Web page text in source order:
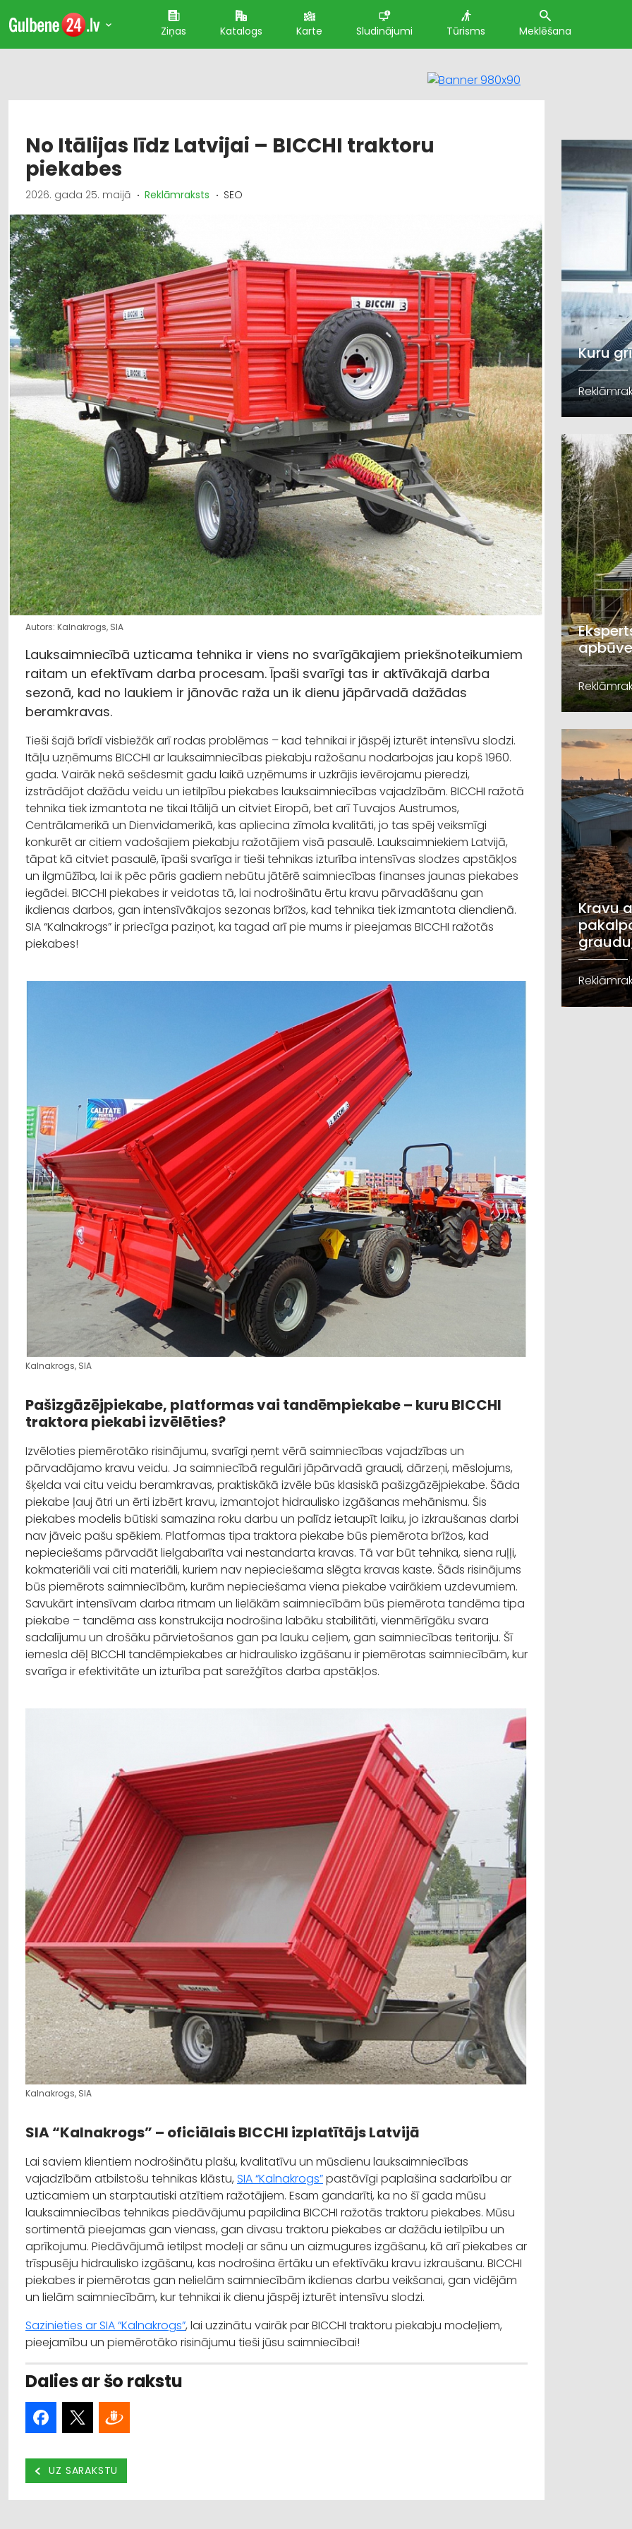
Ziņas Katalogs Karte Sludinājumi Tūrisms Meklēšana
No Itālijas līdz Latvijai – BICCHI traktoru
piekabes
2026. gada 25. maijā Reklāmraksts SEO
Autors: Kalnakrogs, SIA
Lauksaimniecībā uzticama tehnika ir viens no svarīgākajiem priekšnoteikumiem
raitam un efektīvam darba procesam. Īpaši svarīgi tas ir aktīvākajā darba
sezonā, kad no laukiem ir jānovāc raža un ik dienu jāpārvadā dažādas
beramkravas.
Tieši šajā brīdī visbiežāk arī rodas problēmas – kad tehnikai ir jāspēj izturēt intensīvu slodzi.
Itāļu uzņēmums BICCHI ar lauksaimniecības piekabju ražošanu nodarbojas jau kopš 1960.
gada. Vairāk nekā sešdesmit gadu laikā uzņēmums ir uzkrājis ievērojamu pieredzi,
izstrādājot dažādu veidu un ietilpību piekabes lauksaimniecības vajadzībām. BICCHI ražotā
tehnika tiek izmantota ne tikai Itālijā un citviet Eiropā, bet arī Tuvajos Austrumos,
Centrālamerikā un Dienvidamerikā, kas apliecina zīmola kvalitāti, jo tas spēj veiksmīgi
konkurēt ar citiem vadošajiem piekabju ražotājiem visā pasaulē. Lauksaimniekiem Latvijā,
tāpat kā citviet pasaulē, īpaši svarīga ir tieši tehnikas izturība intensīvas slodzes apstākļos
un ilgmūžība, lai ik pēc pāris gadiem nebūtu jātērē saimniecības finanses jaunas piekabes
iegādei. BICCHI piekabes ir veidotas tā, lai nodrošinātu ērtu kravu pārvadāšanu gan
ikdienas darbos, gan intensīvākajos sezonas brīžos, kad tehnika tiek izmantota diendienā.
SIA “Kalnakrogs” ir priecīga paziņot, ka tagad arī pie mums ir pieejamas BICCHI ražotās
piekabes!
Kalnakrogs, SIA
Pašizgāzējpiekabe, platformas vai tandēmpiekabe – kuru BICCHI
traktora piekabi izvēlēties?
Izvēloties piemērotāko risinājumu, svarīgi ņemt vērā saimniecības vajadzības un
pārvadājamo kravu veidu. Ja saimniecībā regulāri jāpārvadā graudi, dārzeņi, mēslojums,
šķelda vai citu veidu beramkravas, praktiskākā izvēle būs klasiskā pašizgāzējpiekabe. Šāda
piekabe ļauj ātri un ērti izbērt kravu, izmantojot hidraulisko izgāšanas mehānismu. Šis
piekabes modelis būtiski samazina roku darbu un palīdz ietaupīt laiku, jo izkraušanas darbi
nav jāveic pašu spēkiem. Platformas tipa traktora piekabe būs piemērota brīžos, kad
nepieciešams pārvadāt lielgabarīta vai nestandarta kravas. Tā var būt tehnika, siena ruļļi,
kokmateriāli vai citi materiāli, kuriem nav nepieciešama slēgta kravas kaste. Šāds risinājums
būs piemērots saimniecībām, kurām nepieciešama viena piekabe vairākiem uzdevumiem.
Savukārt intensīvam darba ritmam un lielākām saimniecībām būs piemērota tandēma tipa
piekabe – tandēma ass konstrukcija nodrošina labāku stabilitāti, vienmērīgāku svara
sadalījumu un drošāku pārvietošanos gan pa lauku ceļiem, gan saimniecības teritoriju. Šī
iemesla dēļ BICCHI tandēmpiekabes ar hidraulisko izgāšanu ir piemērotas saimniecībām, kur
svarīga ir efektivitāte un izturība pat sarežģītos darba apstākļos.
Kalnakrogs, SIA
SIA “Kalnakrogs” – oficiālais BICCHI izplatītājs Latvijā
Lai saviem klientiem nodrošinātu plašu, kvalitatīvu un mūsdienu lauksaimniecības
vajadzībām atbilstošu tehnikas klāstu, SIA “Kalnakrogs”pastāvīgi paplašina sadarbību ar
uzticamiem un starptautiski atzītiem ražotājiem. Esam gandarīti, ka no šī gada mūsu
lauksaimniecības tehnikas piedāvājumu papildina BICCHI ražotās traktoru piekabes. Mūsu
sortimentā pieejamas gan vienass, gan divasu traktoru piekabes ar dažādu ietilpību un
aprīkojumu. Piedāvājumā ietilpst modeļi ar sānu un aizmugures izgāšanu, kā arī piekabes ar
trīspusēju hidraulisko izgāšanu, kas nodrošina ērtāku un efektīvāku kravu izkraušanu. BICCHI
piekabes ir piemērotas gan nelielām saimniecībām ikdienas darbu veikšanai, gan vidējām
un lielām saimniecībām, kur tehnikai ik dienu jāspēj izturēt intensīvu slodzi.
Sazinieties ar SIA “Kalnakrogs”, lai uzzinātu vairāk par BICCHI traktoru piekabju modeļiem,
pieejamību un piemērotāko risinājumu tieši jūsu saimniecībai!
Dalies ar šo rakstu
UZ SARAKSTU
Kuru
Kravu